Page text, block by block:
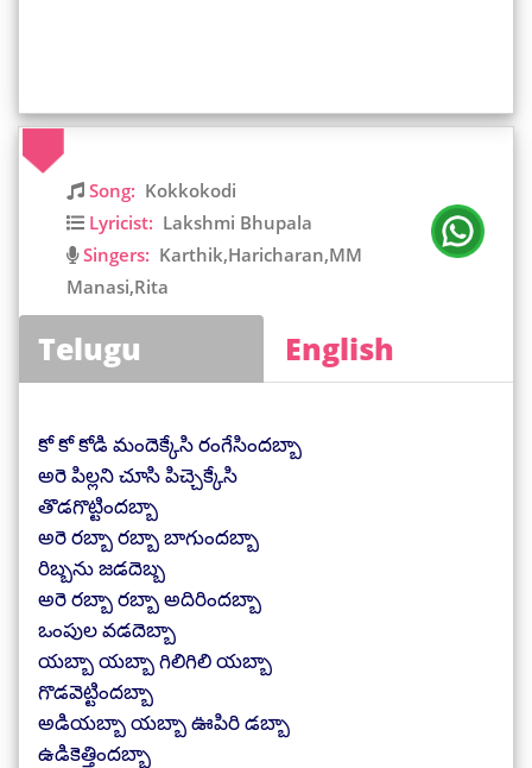
Song: Kokkokodi
Lyricist: Lakshmi Bhupala
Singers: Karthik,Haricharan,MM
Manasi,Rita
Telugu English
కో కో కోడి మందెక్కేసి రంగేసిందబ్బా
అరె పిల్లని చూసి పిచ్చెక్కేసి
తొడగొట్టిందబ్బా
అరె రబ్బా రబ్బా బాగుందబ్బా
రిబ్బను జడదెబ్బ
అరె రబ్బా రబ్బా అదిరిందబ్బా
ఒంపుల వడదెబ్బా
యబ్బా యబ్బా గిలిగిలి యబ్బా
గొడవెట్టిందబ్బా
అడియబ్బా యబ్బా ఊపిరి డబ్బా
ఉడికెత్తిందబ్బా